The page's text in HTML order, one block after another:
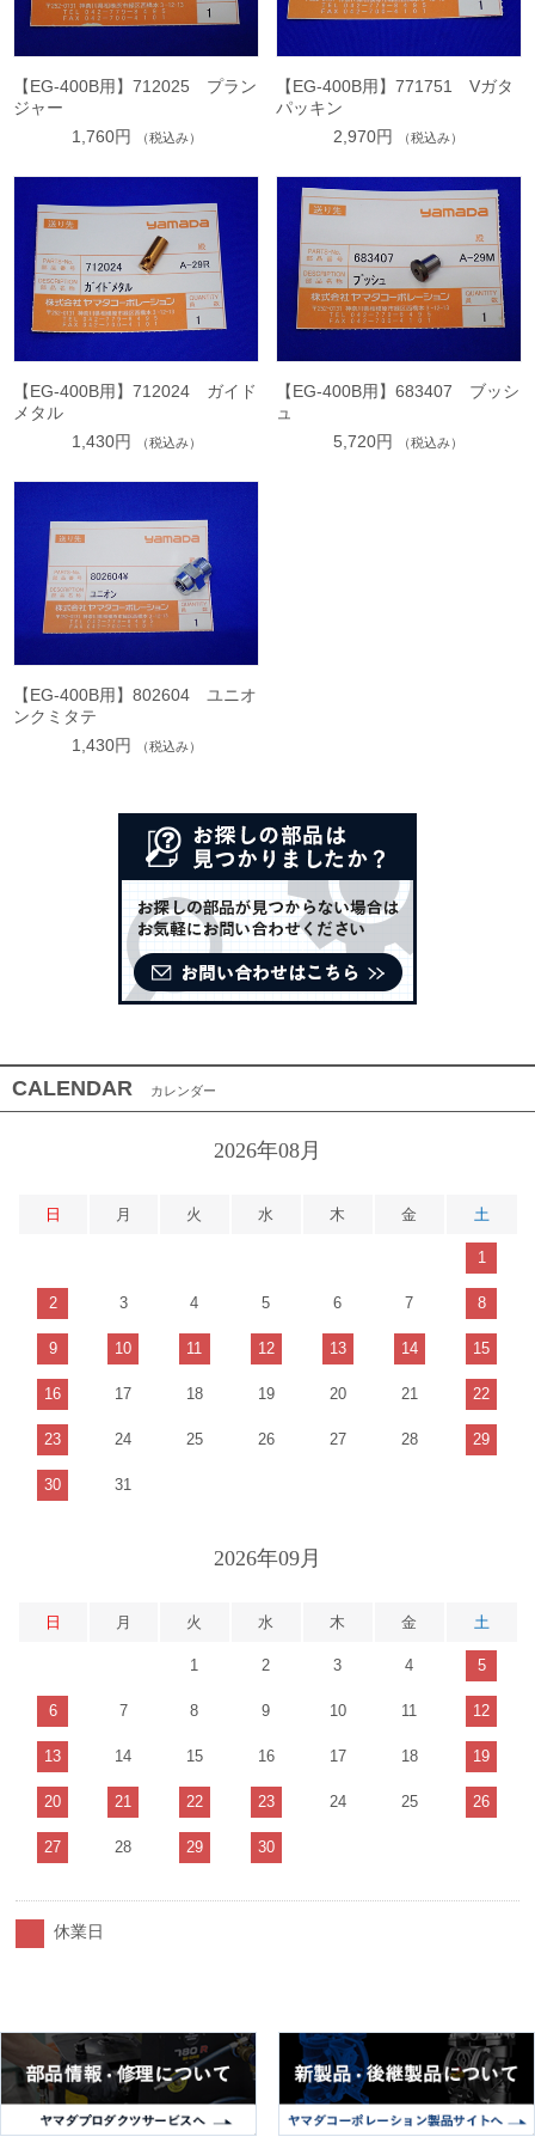
【EG-400B用】712025 プラン
ジャー
1,760円
（税込み）
【EG-400B用】771751 Vガタ
パッキン
2,970円
（税込み）
【EG-400B用】712024 ガイド
メタル
1,430円
（税込み）
【EG-400B用】683407 ブッシ
ュ
5,720円
（税込み）
【EG-400B用】802604 ユニオ
ンクミタテ
1,430円
（税込み）
CALENDAR カレンダー
2026年08月
日 月 火 水 木 金 土
1
2 3 4 5 6 7 8
9 10 11 12 13 14 15
16 17 18 19 20 21 22
23 24 25 26 27 28 29
30 31
2026年09月
日 月 火 水 木 金 土
1 2 3 4 5
6 7 8 9 10 11 12
13 14 15 16 17 18 19
20 21 22 23 24 25 26
27 28 29 30
休業日